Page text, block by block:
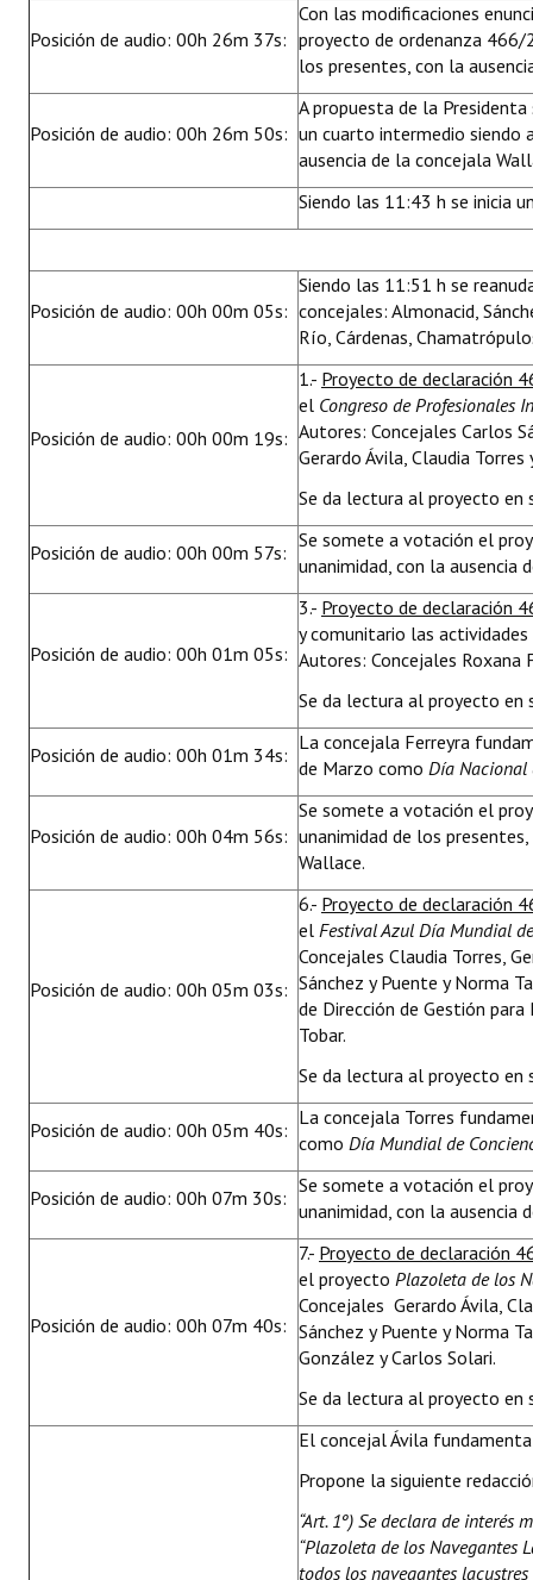
Posición de audio: 00h 26m 37s:
Con las modificaciones
proyecto de ordenanza 466/
los presentes, con la
Posición de audio: 00h 26m 50s:
A propuesta de la
un cuarto intermedio siendo
ausencia de la concejala
Siendo las 11:43 h se inicia
Posición de audio: 00h 00m 05s:
Siendo las 11:51 h se
concejales: Almonacid,
Río, Cárdenas,
Posición de audio: 00h 00m 19s:
1.- Proyecto de declaración
el Congreso de Profesionales
Autores: Concejales Carlos
Gerardo Ávila, Claudia Torres
Se da lectura al proyecto en
Posición de audio: 00h 00m 57s:
Se somete a votación el
unanimidad, con la ausencia
Posición de audio: 00h 01m 05s:
3.- Proyecto de declaración
y comunitario las
Autores: Concejales Roxana
Se da lectura al proyecto en
Posición de audio: 00h 01m 34s:
La concejala Ferreyra
de Marzo como Día Nacional
Posición de audio: 00h 04m 56s:
Se somete a votación el
unanimidad de los
Wallace.
Posición de audio: 00h 05m 03s:
6.- Proyecto de declaración
el Festival Azul Día Mundial
Concejales Claudia Torres,
Sánchez y Puente y Norma
de Dirección de Gestión para
Tobar.
Se da lectura al proyecto en
Posición de audio: 00h 05m 40s:
La concejala Torres
como Día Mundial de
Posición de audio: 00h 07m 30s:
Se somete a votación el
unanimidad, con la ausencia
Posición de audio: 00h 07m 40s:
7.- Proyecto de declaración
el proyecto Plazoleta de los
Concejales Gerardo Ávila,
Sánchez y Puente y Norma
González y Carlos Solari.
Se da lectura al proyecto en
El concejal Ávila
Propone la siguiente
“Art. 1º) Se declara de interés
“Plazoleta de los Navegantes
todos los navegantes